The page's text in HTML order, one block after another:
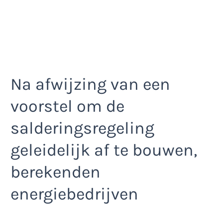
Na afwijzing van een
voorstel om de
salderingsregeling
geleidelijk af te bouwen,
berekenden
energiebedrijven